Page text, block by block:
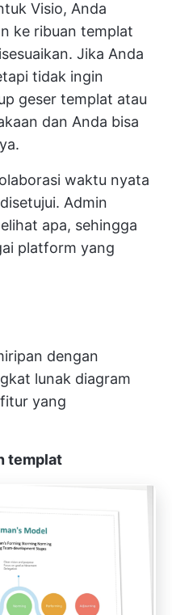
Visio, Anda
ke ribuan templat
Jika Anda
tidak ingin
geser templat atau
dan Anda bisa
waktu nyata
Admin
apa, sehingga
platform yang
dengan
lunak diagram
yang
templat